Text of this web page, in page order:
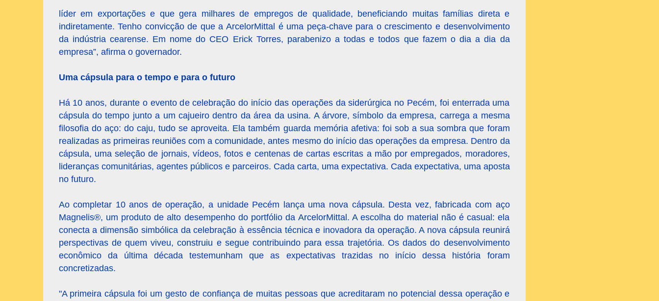
líder em exportações e que gera milhares de empregos de qualidade, beneficiando muitas famílias direta e
indiretamente. Tenho convicção de que a ArcelorMittal é uma peça-chave para o crescimento e desenvolvimento
da indústria cearense. Em nome do CEO Erick Torres, parabenizo a todas e todos que fazem o dia a dia da
empresa”, afirma o governador.
Uma cápsula para o tempo e para o futuro
Há 10 anos, durante o evento de celebração do início das operações da siderúrgica no Pecém, foi enterrada uma
cápsula do tempo junto a um cajueiro dentro da área da usina. A árvore, símbolo da empresa, carrega a mesma
filosofia do aço: do caju, tudo se aproveita. Ela também guarda memória afetiva: foi sob a sua sombra que foram
realizadas as primeiras reuniões com a comunidade, antes mesmo do início das operações da empresa. Dentro da
cápsula, uma seleção de jornais, vídeos, fotos e centenas de cartas escritas a mão por empregados, moradores,
lideranças comunitárias, agentes públicos e parceiros. Cada carta, uma expectativa. Cada expectativa, uma aposta
no futuro.
Ao completar 10 anos de operação, a unidade Pecém lança uma nova cápsula. Desta vez, fabricada com aço
Magnelis®, um produto de alto desempenho do portfólio da ArcelorMittal. A escolha do material não é casual: ela
conecta a dimensão simbólica da celebração à essência técnica e inovadora da operação. A nova cápsula reunirá
perspectivas de quem viveu, construiu e segue contribuindo para essa trajetória. Os dados do desenvolvimento
econômico da última década testemunham que as expectativas trazidas no início dessa história foram
concretizadas.
"A primeira cápsula foi um gesto de confiança de muitas pessoas que acreditaram no potencial dessa operação e